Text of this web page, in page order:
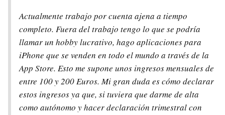
Actualmente trabajo por cuenta ajena a tiempo
completo. Fuera del trabajo tengo lo que se podría
llamar un hobby lucrativo, hago aplicaciones para
iPhone que se venden en todo el mundo a través de la
App Store. Esto me supone unos ingresos mensuales de
entre 100 y 200 Euros. Mi gran duda es cómo declarar
estos ingresos ya que, si tuviera que darme de alta
como autónomo y hacer declaración trimestral con